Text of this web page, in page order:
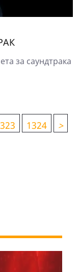
за саундтрака
1324 >